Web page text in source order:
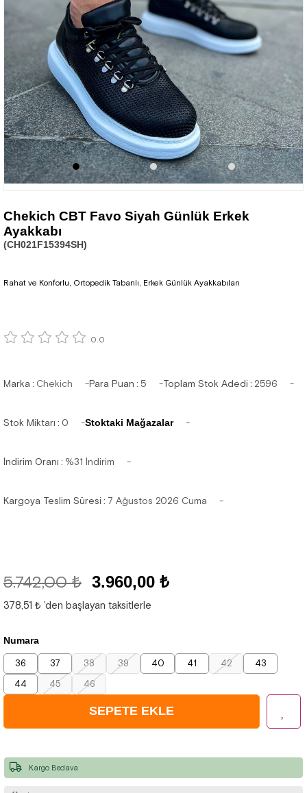
Chekich CBT Favo Siyah Günlük Erkek
Ayakkabı
(CH021F15394SH)
Rahat ve Konforlu, Ortopedik Tabanlı, Erkek Günlük Ayakkabıları
0.0
Marka : Chekich Para Puan : 5 Toplam Stok Adedi : 2596
Stok Miktarı : 0 Stoktaki Mağazalar
İndirim Oranı : %31 İndirim
Kargoya Teslim Süresi : 7 Ağustos 2026 Cuma
5.742,00 ₺ 3.960,00 ₺
378,51 ₺ 'den başlayan taksitlerle
Numara
36 37 38 39 40 41 42
43
44
45 46
Kargo Bedava